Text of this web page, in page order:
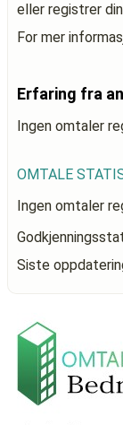
eller registrer
For mer
Erfaring fra
Ingen omtaler
OMTALE
Ingen omtaler
Siste